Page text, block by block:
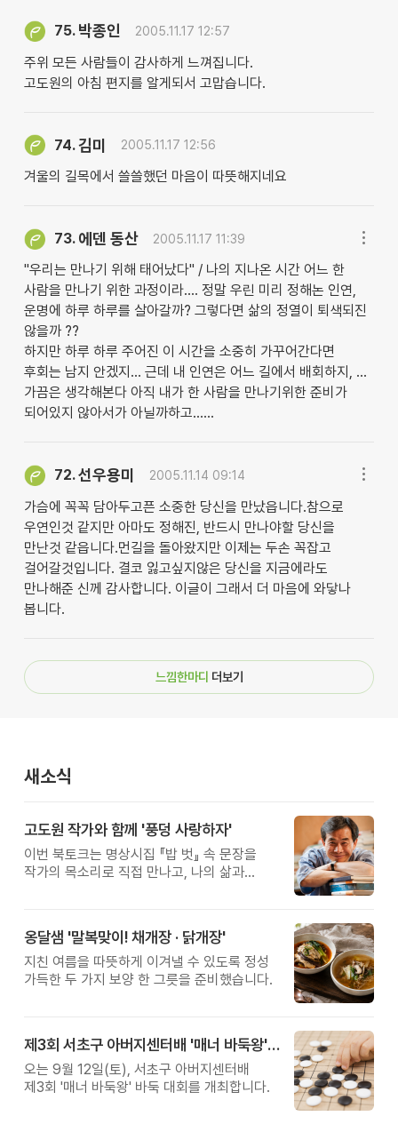
75. 박종인 2005.11.17 12:57
주위 모든 사람들이 감사하게 느껴집니다.
고도원의 아침 편지를 알게되서 고맙습니다.
74.김미 2005.11.17 12:56
겨울의 길목에서 쓸쓸했던 마음이 따뜻해지네요
73. 에덴 동산 2005.11.17 11:39
"우리는 만나기 위해 태어났다" / 나의 지나온 시간 어느 한
사람을 만나기 위한 과정이라.... 정말 우린 미리 정해논 인연,
운명에 하루 하루를 살아갈까? 그렇다면 삶의 정열이 퇴색되진
않을까 ??
하지만 하루 하루 주어진 이 시간을 소중히 가꾸어간다면
후회는 남지 안겠지... 근데 내 인연은 어느 길에서 배회하지, ...
가끔은 생각해본다 아직 내가 한 사람을 만나기위한 준비가
되어있지 않아서가 아닐까하고......
72.선우용미 2005.11.14 09:14
가슴에 꼭꼭 담아두고픈 소중한 당신을 만났읍니다.참으로
우연인것 같지만 아마도 정해진, 반드시 만나야할 당신을
만난것 같읍니다.먼길을 돌아왔지만 이제는 두손 꼭잡고
걸어갈것입니다. 결코 잃고싶지않은 당신을 지금에라도
만나해준 신께 감사합니다. 이글이 그래서 더 마음에 와닿나
봅니다.
느낌한마디 더보기
새소식
고도원 작가와 함께 '풍덩 사랑하자'
이번 북토크는 명상시집 『밥 벗』 속 문장을
작가의 목소리로 직접 만나고, 나의 삶과
옹달샘 '말복맞이! 채개장 · 닭개장'
지친 여름을 따뜻하게 이겨낼 수 있도록 정성
가득한 두 가지 보양 한 그릇을 준비했습니다.
제3회 서초구 아버지센터배 '매너 바둑왕' 대회
오는 9월 12일(토), 서초구 아버지센터배
제3회 '매너 바둑왕' 바둑 대회를 개최합니다.